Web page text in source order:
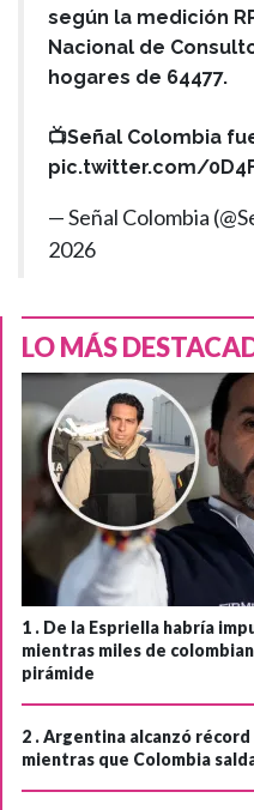
según la medición
Nacional de
hogares de 64477.
📺Señal Colombia
pic.twitter.com/
— Señal Colombia
2026
LO MÁS
1 . De la Espriella habría
mientras miles de
pirámide
2 .Argentina alcanzó
mientras que Colombia